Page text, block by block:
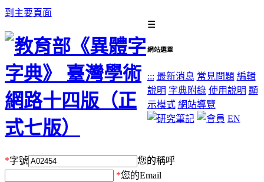
到主要頁面
☰
網站選單
::: 最新消息 常見問題 編輯
說明 字典附錄 使用說明 顯
示模式 網站導覽
EN
*字號
您的稱呼
*您的Email